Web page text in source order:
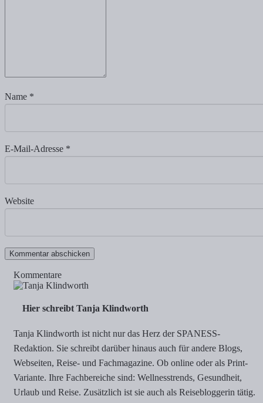
Name *
E-Mail-Adresse *
Website
Kommentare
Hier schreibt Tanja Klindworth
Tanja Klindworth ist nicht nur das Herz der SPANESS-
Redaktion. Sie schreibt darüber hinaus auch für andere Blogs,
Webseiten, Reise- und Fachmagazine. Ob online oder als Print-
Variante. Ihre Fachbereiche sind: Wellnesstrends, Gesundheit,
Urlaub und Reise. Zusätzlich ist sie auch als Reisebloggerin tätig.